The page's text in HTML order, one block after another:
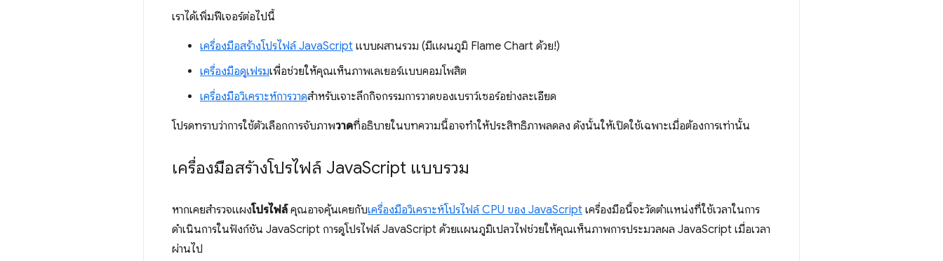
เราได้เพิ่มฟีเจอร์ต่อไปนี้
เครื่องมือสร้างโปรไฟล์ JavaScript แบบผสานรวม (มีแผนภูมิ Flame Chart ด้วย!)
เครื่องมือดูเฟรมเพื่อช่วยให้คุณเห็นภาพเลเยอร์แบบคอมโพสิต
เครื่องมือวิเคราะห์การวาดสําหรับเจาะลึกกิจกรรมการวาดของเบราว์เซอร์อย่างละเอียด
โปรดทราบว่าการใช้ตัวเลือกการจับภาพวาดที่อธิบายในบทความนี้อาจทำให้ประสิทธิภาพลดลง ดังนั้นให้เปิดใช้เฉพาะเมื่อต้องการเท่านั้น
เครื่องมือสร้างโปรไฟล์ JavaScript แบบรวม
หากเคยสำรวจแผงโปรไฟล์คุณอาจคุ้นเคยกับเครื่องมือวิเคราะห์โปรไฟล์ CPU ของ JavaScript เครื่องมือนี้จะวัดตำแหน่งที่ใช้เวลาในการ
ดำเนินการในฟังก์ชัน JavaScript การดูโปรไฟล์ JavaScript ด้วยแผนภูมิเปลวไฟช่วยให้คุณเห็นภาพการประมวลผล JavaScript เมื่อเวลา
ผ่านไป